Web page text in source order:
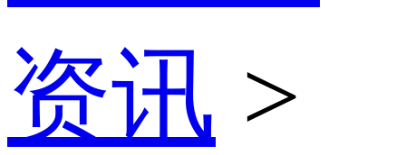
资讯 >